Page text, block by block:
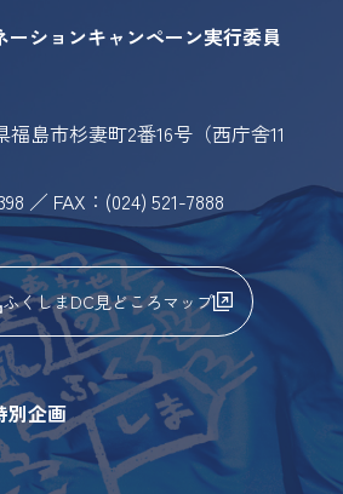
ーションキャンペーン実行委員
福島市杉妻町2番16号（西庁舎11
／ FAX：(024) 521-7888
ふくしまDC見どころマップ
別企画